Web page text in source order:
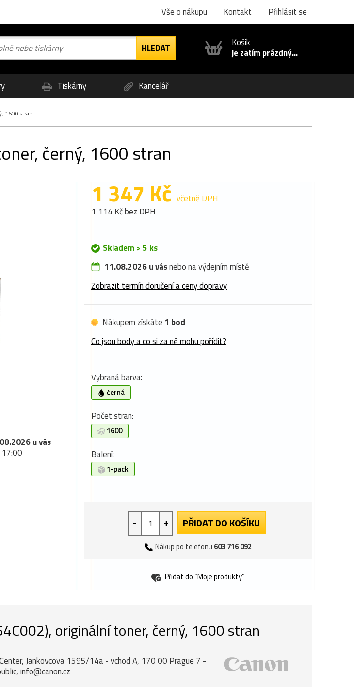
Vše o nákupu Kontakt Přihlásit se
Košík
je zatím prázdný...
Tiskárny Kancelář
1600 stran
černý, 1600 stran
u vás
17:00
1 347 Kč včetně DPH
1 114 Kč bez DPH
Skladem > 5 ks
11.08.2026 u vásnebo na výdejním místě
Zobrazit termín doručení a ceny dopravy
Nákupem získáte 1 bod
Co jsou body a co si za ně mohu pořídit?
Vybraná barva:
černá
Počet stran:
1600
Balení:
1-pack
- + PŘIDAT DO KOŠÍKU
Nákup po telefonu 603 716 092
Přidat do “Moje produkty”
originální toner, černý, 1600 stran
Jankovcova 1595/14a - vchod A, 170 00 Prague 7 -
info@canon.cz